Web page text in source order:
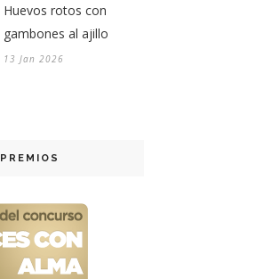
Huevos rotos con
gambones al ajillo
13 Jan 2026
PREMIOS